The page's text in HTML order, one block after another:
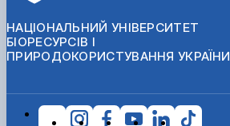
НАЦІОНАЛЬНИЙ УНІВЕРСИТЕТ
БІОРЕСУРСІВ І
ПРИРОДОКОРИСТУВАННЯ УКРАЇНИ